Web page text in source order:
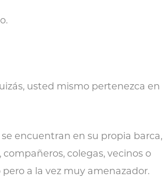
usted mismo pertenezca en
encuentran en su propia barca,
colegas, vecinos o
a la vez muy amenazador.